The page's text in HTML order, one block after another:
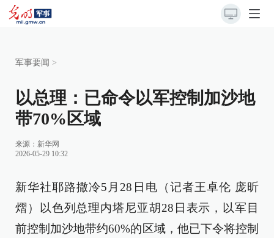
军事要闻 >
以总理：已命令以军控制加沙地
带70%区域
来源： 新华网
2026-05-29 10:32
新华社耶路撒冷5月28日电（记者王卓伦 庞昕
熠）以色列总理内塔尼亚胡28日表示，以军目
前控制加沙地带约60%的区域，他已下令将控制